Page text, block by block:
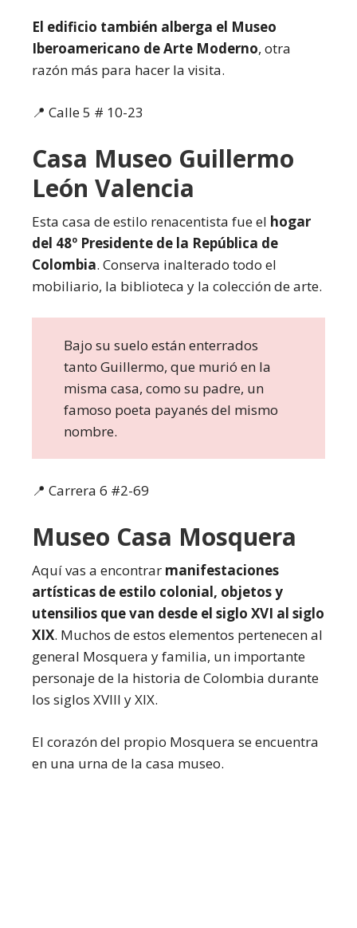
El edificio también alberga el Museo
Iberoamericano de Arte Moderno, otra
razón más para hacer la visita.
📍 Calle 5 # 10-23
Casa Museo Guillermo
León Valencia
Esta casa de estilo renacentista fue el hogar
del 48º Presidente de la República de
Colombia. Conserva inalterado todo el
mobiliario, la biblioteca y la colección de arte.
Bajo su suelo están enterrados
tanto Guillermo, que murió en la
misma casa, como su padre, un
famoso poeta payanés del mismo
nombre.
📍 Carrera 6 #2-69
Museo Casa Mosquera
Aquí vas a encontrar manifestaciones
artísticas de estilo colonial, objetos y
utensilios que van desde el siglo XVI al siglo
XIX. Muchos de estos elementos pertenecen al
general Mosquera y familia, un importante
personaje de la historia de Colombia durante
los siglos XVIII y XIX.
El corazón del propio Mosquera se encuentra
en una urna de la casa museo.